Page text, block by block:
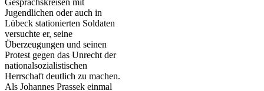
Jugendlichen oder auch in
Lübeck stationierten Soldaten
versuchte er, seine
Überzeugungen und seinen
Protest gegen das Unrecht der
nationalsozialistischen
Herrschaft deutlich zu machen.
Als Johannes Prassek einmal